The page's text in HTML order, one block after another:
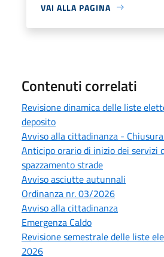
VAI ALLA PAGINA
Contenuti correlati
Revisione dinamica delle liste
deposito
Avviso alla cittadinanza -
Anticipo orario di inizio dei servizi
spazzamento strade
Avviso asciutte autunnali
Ordinanza nr. 03/2026
Avviso alla cittadinanza
Emergenza Caldo
Revisione semestrale delle liste
2026